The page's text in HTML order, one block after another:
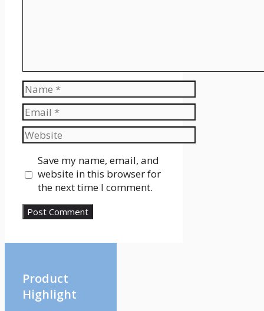
Name
Email
Website
Save my name, email, and
website in this browser for
the next time I comment.
Product
Highlight